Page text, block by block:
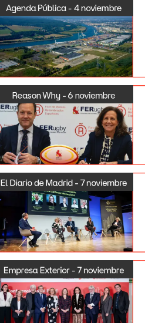
Agenda Pública- 4noviembre
ReasonWhy - 6 noviembre
El Diariode Madrid - 7noviembre
Empresa Exterior - 7 noviembre